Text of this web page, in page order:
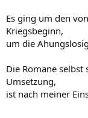
Es ging um den
Kriegsbeginn,
um die
Die Romane
Umsetzung,
ist nach meiner